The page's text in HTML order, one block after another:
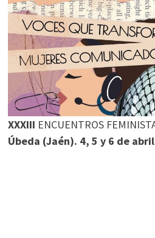
XXXIII ENCUENTROS
Úbeda (Jaén). 4, 5 y 6 de abril